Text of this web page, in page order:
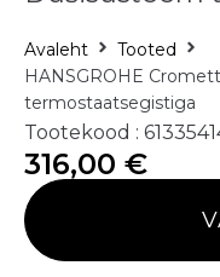
Avaleht
Tooted
HANSGROHE
termostaatsegistiga
Tootekood :
316,00 €